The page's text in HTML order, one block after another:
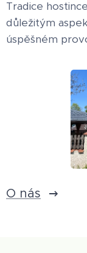
Tradice
důležitým
úspěšném
O nás